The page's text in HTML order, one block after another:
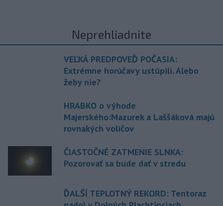
Neprehliadnite
VEĽKÁ PREDPOVEĎ POČASIA:
Extrémne horúčavy ustúpili. Alebo
žeby nie?
HRABKO o výhode
Majerského:Mazurek a Laššáková majú
rovnakých voličov
ČIASTOČNÉ ZATMENIE SLNKA:
Pozorovať sa bude dať v stredu
ĎALŠÍ TEPLOTNÝ REKORD: Tentoraz